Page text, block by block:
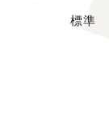
標準